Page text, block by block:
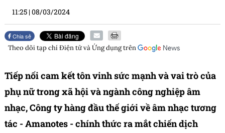
11:25 |08/03/2024
Chia sẻ
Theo dõi tạp chíĐiện tử và Ứng dụngtrên
Tiếp nối cam kết tôn vinh sức mạnh và vai trò của
phụ nữ trong xã hội và ngành công nghiệp âm
nhạc, Công ty hàng đầu thế giới về âm nhạc tương
tác - Amanotes - chính thức ra mắt chiến dịch